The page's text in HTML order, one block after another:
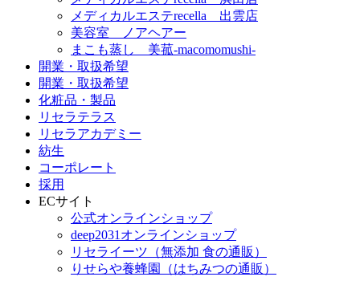
メディカルエステrecella 出雲店
美容室 ノアヘアー
まこも蒸し 美菰-macomomushi-
開業・取扱希望
開業・取扱希望
化粧品・製品
リセラテラス
リセラアカデミー
紡生
コーポレート
採用
ECサイト
公式オンラインショップ
deep2031オンラインショップ
リセライーツ （無添加 食の通販）
りせらや養蜂園
（はちみつの通販）